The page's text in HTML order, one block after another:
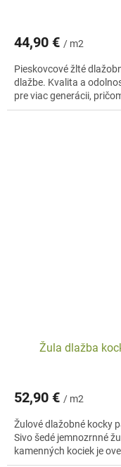
44,90 € / m2
Pieskovcové žlté
dlažbe. Kvalita a
pre viac generácii,
Žula dlažba
52,90 € / m2
Žulové dlažobné kocky
Sivo šedé jemnozrnné
kamenných kociek je